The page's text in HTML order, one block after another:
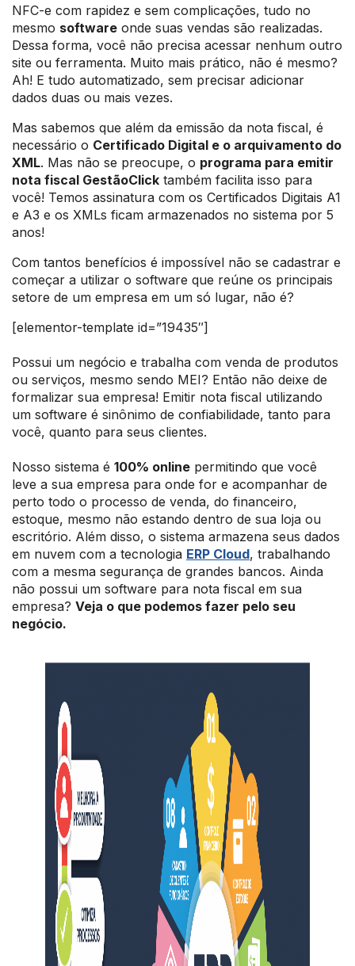
NFC-e com rapidez e sem complicações, tudo no
mesmo software onde suas vendas são realizadas.
Dessa forma, você não precisa acessar nenhum outro
site ou ferramenta. Muito mais prático, não é mesmo?
Ah! E tudo automatizado, sem precisar adicionar
dados duas ou mais vezes.
Mas sabemos que além da emissão da nota fiscal, é
necessário o Certificado Digital e o arquivamento do
XML. Mas não se preocupe, o programa para emitir
nota fiscal GestãoClick também facilita isso para
você! Temos assinatura com os Certificados Digitais A1
e A3 e os XMLs ficam armazenados no sistema por 5
anos!
Com tantos benefícios é impossível não se cadastrar e
começar a utilizar o software que reúne os principais
setore de um empresa em um só lugar, não é?
[elementor-template id=”19435″]
Possui um negócio e trabalha com venda de produtos
ou serviços, mesmo sendo MEI? Então não deixe de
formalizar sua empresa! Emitir nota fiscal utilizando
um software é sinônimo de confiabilidade, tanto para
você, quanto para seus clientes.
Nosso sistema é 100% online permitindo que você
leve a sua empresa para onde for e acompanhar de
perto todo o processo de venda, do financeiro,
estoque, mesmo não estando dentro de sua loja ou
escritório. Além disso, o sistema armazena seus dados
em nuvem com a tecnologia ERP Cloud, trabalhando
com a mesma segurança de grandes bancos. Ainda
não possui um software para nota fiscal em sua
empresa? Veja o que podemos fazer pelo seu
negócio.